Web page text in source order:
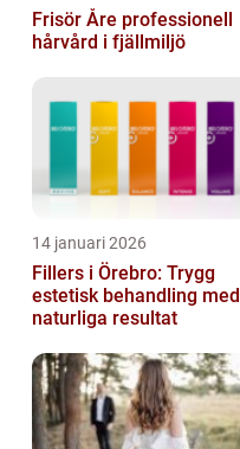
Frisör Åre professionell
hårvård i fjällmiljö
14 januari 2026
Fillers i Örebro: Trygg
estetisk behandling med
naturliga resultat